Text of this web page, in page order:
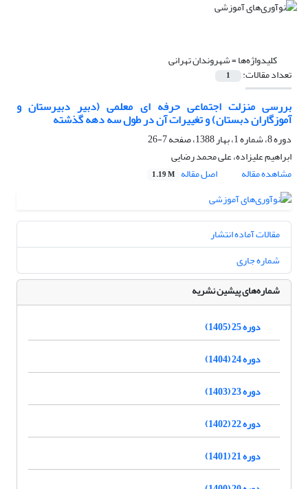
کلیدواژه‌ها =شهروندان تهرانی
تعداد مقالات: 1
بررسی منزلت اجتماعی حرفه ای معلمی (دبیر دبیرستان و
آموزگاران دبستان) و تغییرات آن در طول سه دهه گذشته
دوره 8، شماره 1، بهار 1388، صفحه
7-26
ابراهیم علیزاده، علی محمد رضایی
مشاهده مقاله
اصل مقاله 1.19 M
مقالات آماده انتشار
شماره جاری
شماره‌های پیشین نشریه
دوره 25 (1405)
دوره 24 (1404)
دوره 23 (1403)
دوره 22 (1402)
دوره 21 (1401)